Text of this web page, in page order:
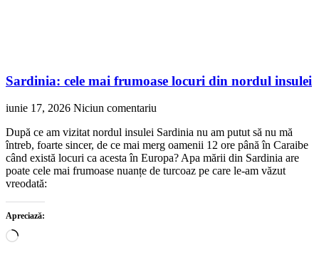
Sardinia: cele mai frumoase locuri din nordul insulei
iunie 17, 2026 Niciun comentariu
După ce am vizitat nordul insulei Sardinia nu am putut să nu mă
întreb, foarte sincer, de ce mai merg oamenii 12 ore până în Caraibe
când există locuri ca acesta în Europa? Apa mării din Sardinia are
poate cele mai frumoase nuanțe de turcoaz pe care le-am văzut
vreodată:
Apreciază:
Încarc...